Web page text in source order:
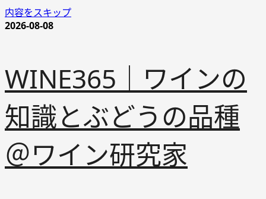
内容をスキップ
2026-08-08
WINE365｜ワインの
知識とぶどうの品種
＠ワイン研究家